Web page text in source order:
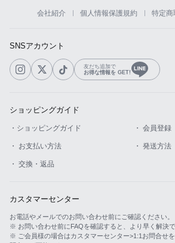
会社紹介 個人情報保護規約 特定商
SNSアカウント
友だち追加で
お得な情報を GET!
ショッピングガイド
・ショッピングガイド ・ 会員登録
・ お支払い方法 ・ 発送方法
・ 交換・返品
カスタマーセンター
お電話やメールでのお問い合わせ前にご確認ください。
※ お問い合わせ前にFAQを確認すると、より早く解決
※ ご会員様の場合はカスタマーセンター>1:1お問合せ